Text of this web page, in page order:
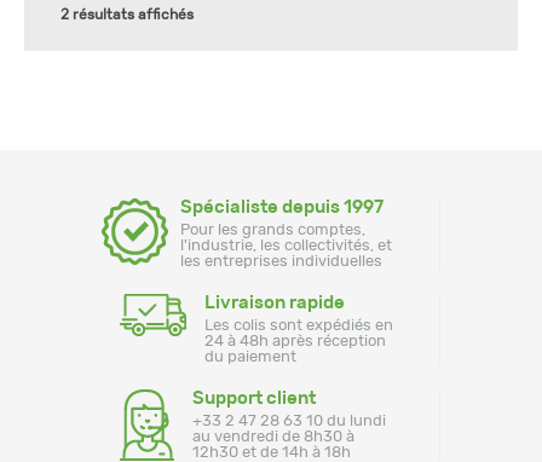
2 résultats affichés
Spécialiste depuis 1997
Pour les grands comptes,
l'industrie, les collectivités, et
les entreprises individuelles
Livraison rapide
Les colis sont expédiés en
24 à 48h après réception
du paiement
Support client
+33 2 47 28 63 10 du lundi
au vendredi de 8h30 à
12h30 et de 14h à 18h